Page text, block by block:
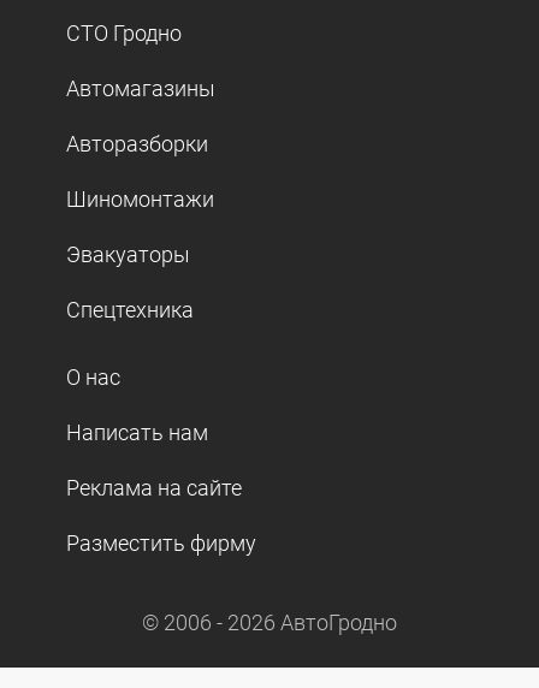
СТО Гродно
Автомагазины
Авторазборки
Шиномонтажи
Эвакуаторы
Спецтехника
О нас
Написать нам
Реклама на сайте
Разместить фирму
© 2006 - 2026 АвтоГродно